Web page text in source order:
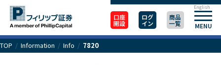
口座
開設
ログ
イン
商品
一覧 MENU
English
TOP / Information / Info / 7820